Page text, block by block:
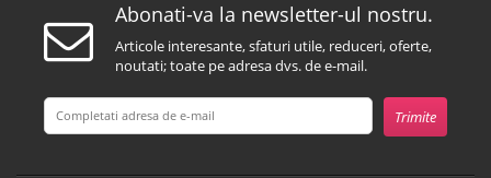
Abonati-va la newsletter-ul nostru.
Articole interesante, sfaturi utile, reduceri, oferte,
noutati; toate pe adresa dvs. de e-mail.